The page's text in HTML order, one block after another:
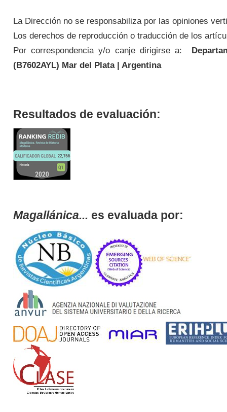
La Dirección no se responsabiliza por las opiniones
Los derechos de reproducción o traducción de los
Por correspondencia y/o canje dirigirse a:
(B7602AYL) Mar del Plata | Argentina
Resultados de evaluación:
Magallánica... es evaluada por: